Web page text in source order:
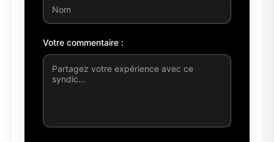
Votre commentaire :